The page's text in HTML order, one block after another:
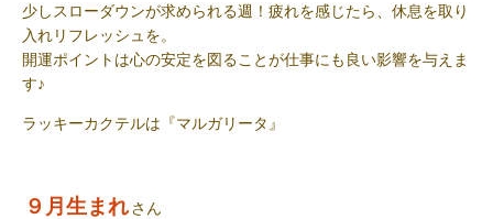
少しスローダウンが求められる週！疲れを感じたら、休息を取り
入れリフレッシュを。
開運ポイントは心の安定を図ることが仕事にも良い影響を与えま
す♪
ラッキーカクテルは『マルガリータ 』
９月生まれさん